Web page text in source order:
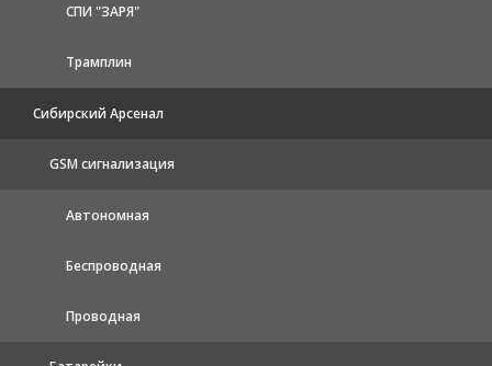
СПИ "ЗАРЯ"
Трамплин
Сибирский Арсенал
GSM сигнализация
Автономная
Беспроводная
Проводная